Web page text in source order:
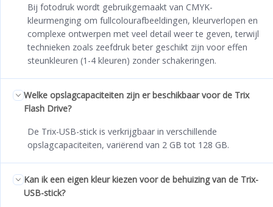
Bij fotodruk wordt gebruikgemaakt van CMYK-
kleurmenging om fullcolourafbeeldingen, kleurverlopen en
complexe ontwerpen met veel detail weer te geven, terwijl
technieken zoals zeefdruk beter geschikt zijn voor effen
steunkleuren (1-4 kleuren) zonder schakeringen.
Welke opslagcapaciteiten zijn er beschikbaar voor de Trix
Flash Drive?
De Trix-USB-stick is verkrijgbaar in verschillende
opslagcapaciteiten, variërend van 2 GB tot 128 GB.
Kan ik een eigen kleur kiezen voor de behuizing van de Trix-
USB-stick?